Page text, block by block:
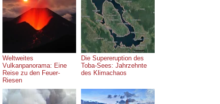
Weltweites
Vulkanpanorama: Eine
Reise zu den Feuer-
Riesen
Die Supereruption des
Toba-Sees: Jahrzehnte
des Klimachaos